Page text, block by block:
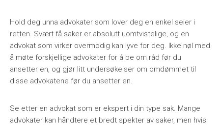
Hold deg unna advokater som lover deg en enkel seier i
retten. Svært få saker er absolutt uomtvistelige, og en
advokat som virker overmodig kan lyve for deg. Ikke nøl med
å møte forskjellige advokater for å be om råd før du
ansetter en, og gjør litt undersøkelser om omdømmet til
disse advokatene før du ansetter en.
Se etter en advokat som er ekspert i din type sak. Mange
advokater kan håndtere et bredt spekter av saker, men hvis